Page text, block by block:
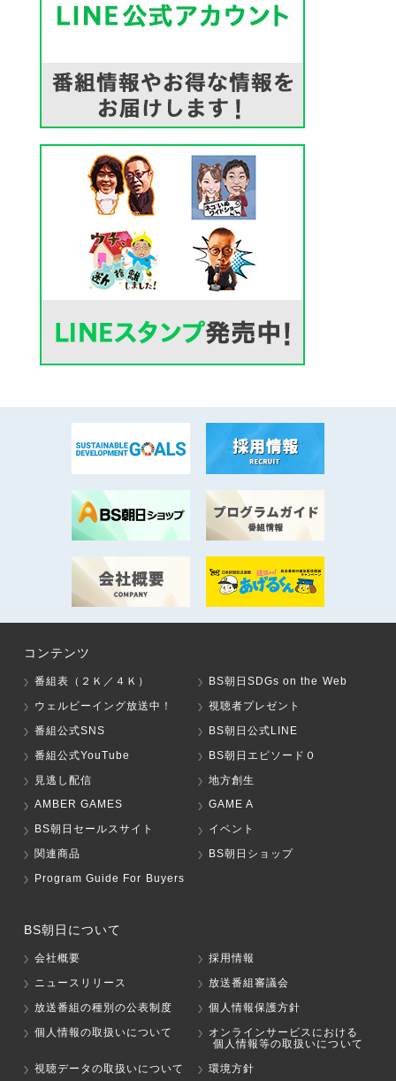
コンテンツ
番組表（２Ｋ／４Ｋ）
BS朝日SDGs on the Web
ウェルビーイング放送中！
視聴者プレゼント
番組公式SNS
BS朝日公式LINE
番組公式YouTube
BS朝日エピソード０
見逃し配信
地方創生
AMBER GAMES
GAME A
BS朝日セールスサイト
イベント
関連商品
BS朝日ショップ
Program Guide For Buyers
BS朝日について
会社概要
採用情報
ニュースリリース
放送番組審議会
放送番組の種別の公表制度
個人情報保護方針
個人情報の取扱いについて
オンラインサービスにおける
個人情報等の取扱いについて
視聴データの取扱いについて
環境方針